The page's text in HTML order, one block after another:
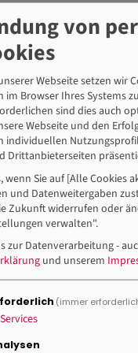
entscheidender
es dafür auch eine
rund 1,5 von
dem öffentlichen
andernfalls drohen
als Arbeitgeber
sprechen: die
Das
gesunken, während
verdoppelt hat. Das
– sie muss
Instandhaltung der
des Staates zu
Forums 2013
von
Webseite setzen
Browser Ihres Systems
sind dies auch
Webseite und den
individuellen
Drittanbieterseiten
wenn Sie auf [Alle
und Datenweitergaben
Zukunft widerrufen oder
verwalten".
zur Datenverarbeitung -
und unserem
(immer
Services